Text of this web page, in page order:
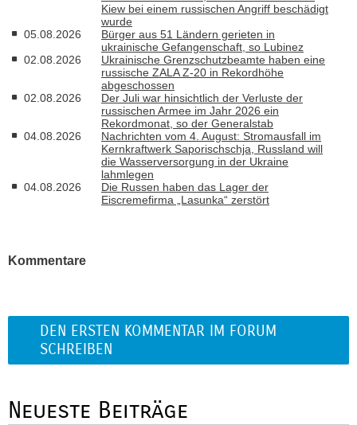
Kiew bei einem russischen Angriff beschädigt
wurde
05.08.2026
Bürger aus 51 Ländern gerieten in
ukrainische Gefangenschaft, so Lubinez
02.08.2026
Ukrainische Grenzschutzbeamte haben eine
russische ZALA Z-20 in Rekordhöhe
abgeschossen
02.08.2026
Der Juli war hinsichtlich der Verluste der
russischen Armee im Jahr 2026 ein
Rekordmonat, so der Generalstab
04.08.2026
Nachrichten vom 4. August: Stromausfall im
Kernkraftwerk Saporischschja, Russland will
die Wasserversorgung in der Ukraine
lahmlegen
04.08.2026
Die Russen haben das Lager der
Eiscremefirma „Lasunka“ zerstört
Kommentare
DEN ERSTEN KOMMENTAR IM FORUM
SCHREIBEN
Neueste Beiträge